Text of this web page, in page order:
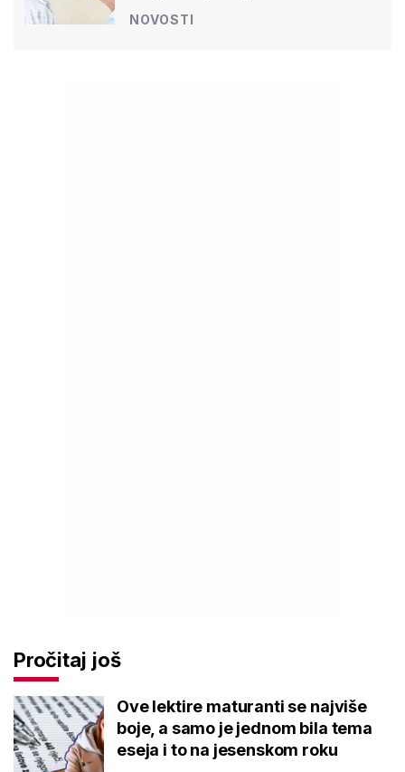
NOVOSTI
Pročitaj još
Ove lektire maturanti se najviše
boje, a samo je jednom bila tema
eseja i to na jesenskom roku